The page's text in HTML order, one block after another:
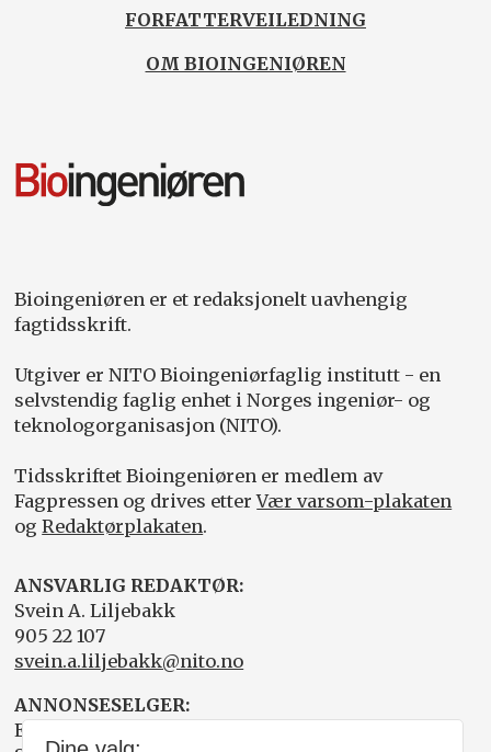
FORFATTERVEILEDNING
OM BIOINGENIØREN
Bioingeniøren er et redaksjonelt uavhengig
fagtidsskrift.
Utgiver er NITO Bioingeniørfaglig institutt - en
selvstendig faglig enhet i Norges ingeniør- og
teknologorganisasjon (NITO).
Tidsskriftet Bioingeniøren er medlem av
Fagpressen og drives etterVær varsom-plakaten
ogRedaktørplakaten.
ANSVARLIG REDAKTØR:
Svein A. Liljebakk
905 22 107
svein.a.liljebakk@nito.no
ANNONSESELGER:
Elisabeth R. Wåde